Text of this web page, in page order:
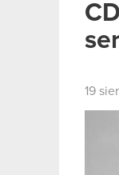
19